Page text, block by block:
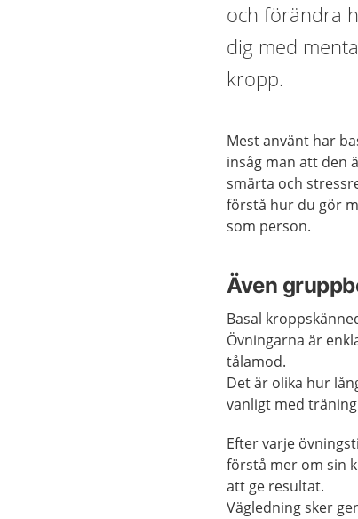
och förändra
dig med
kropp.
Mest använt har
insåg man att den
smärta och
förstå hur du gör
som person.
Även
Basal
Övningarna är
tålamod.
Det är olika hur
vanligt med
Efter varje
förstå mer om sin
att ge resultat.
Vägledning sker